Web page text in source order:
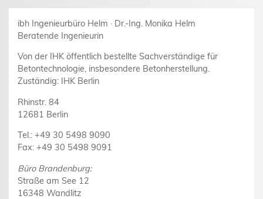
ibh Ingenieurbüro Helm · Dr.-Ing. Monika Helm
Beratende Ingenieurin
Von der IHK öffentlich bestellte Sachverständige für
Betontechnologie, insbesondere Betonherstellung.
Zuständig: IHK Berlin
Rhinstr. 84
12681 Berlin
Tel.: +49 30 5498 9090
Fax: +49 30 5498 9091
Büro Brandenburg:
Straße am See 12
16348 Wandlitz